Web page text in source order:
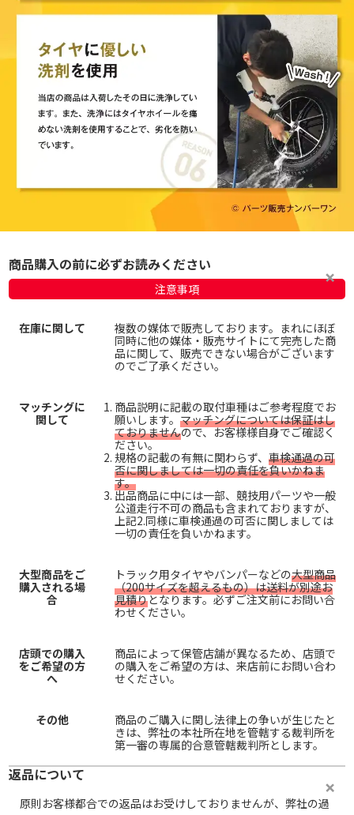
商品購入の前に必ずお読みください
注意事項
在庫に関して
複数の媒体で販売しております。まれにほぼ
同時に他の媒体・販売サイトにて完売した商
品に関して、販売できない場合がございます
のでご了承ください。
マッチングに
関して
商品説明に記載の取付車種はご参考程度でお
願いします。 マッチングについては保証はし
ておりませんので、お客様様自身でご確認く
ださい。
規格の記載の有無に関わらず、 車検通過の可
否に関しましては一切の責任を負いかねま
す。
出品商品に中には一部、競技用パーツや一般
公道走行不可の商品も含まれておりますが、
上記2.同様に車検通過の可否に関しましては
一切の責任を負いかねます。
大型商品をご
購入される場
合
トラック用タイヤやバンパーなどの大型商品
（200サイズを超えるもの）は送料が別途お
見積りとなります。必ずご注文前にお問い合
わせください。
店頭での購入
をご希望の方
へ
商品によって保管店舗が異なるため、店頭で
の購入をご希望の方は、来店前にお問い合わ
せください。
その他
商品のご購入に関し法律上の争いが生じたと
きは、弊社の本社所在地を管轄する裁判所を
第一審の専属的合意管轄裁判所とします。
返品について
原則お客様都合での返品はお受けしておりませんが、弊社の過